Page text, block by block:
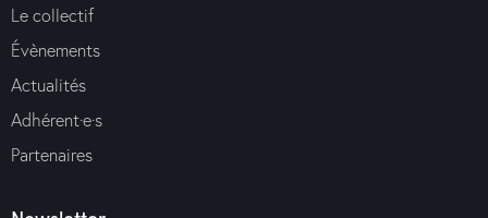
Le collectif
Évènements
Actualités
Adhérent·e·s
Partenaires